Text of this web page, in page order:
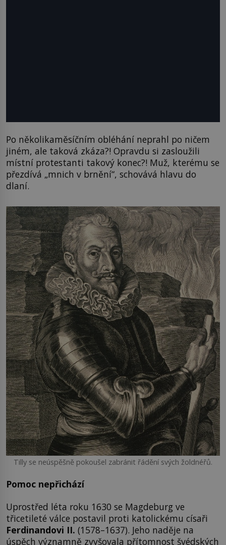
Po několikaměsíčním obléhání neprahl po ničem
jiném, ale taková zkáza?! Opravdu si zasloužili
místní protestanti takový konec?! Muž, kterému se
přezdívá „mnich v brnění“, schovává hlavu do
dlaní.
Tilly se neúspěšně pokoušel zabránit řádění svých žoldnéřů.
Pomoc nepřichází
Uprostřed léta roku 1630 se Magdeburg ve
třicetileté válce postavil proti katolickému císaři
Ferdinandovi II. (1578–1637). Jeho naděje na
úspěch významně zvyšovala přítomnost švédských